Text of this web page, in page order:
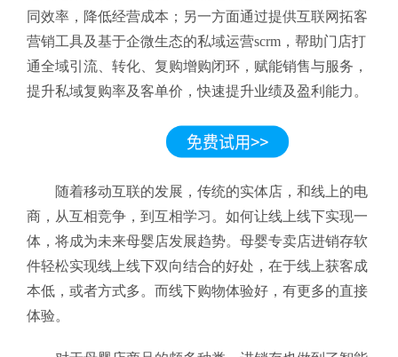
同效率，降低经营成本；另一方面通过提供互联网拓客
营销工具及基于企微生态的私域运营scrm，帮助门店打
通全域引流、转化、复购增购闭环，赋能销售与服务，
提升私域复购率及客单价，快速提升业绩及盈利能力。
随着移动互联的发展，传统的实体店，和线上的电
商，从互相竞争，到互相学习。如何让线上线下实现一
体，将成为未来母婴店发展趋势。母婴专卖店进销存软
件轻松实现线上线下双向结合的好处，在于线上获客成
本低，或者方式多。而线下购物体验好，有更多的直接
体验。